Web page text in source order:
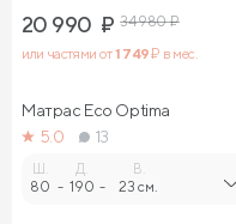
20 990 ₽ 34 980₽
или частями от1 749₽ в мес.
Матрас Eco Optima
5.0
13
80 -
Д.
190 -
В.
23 см.